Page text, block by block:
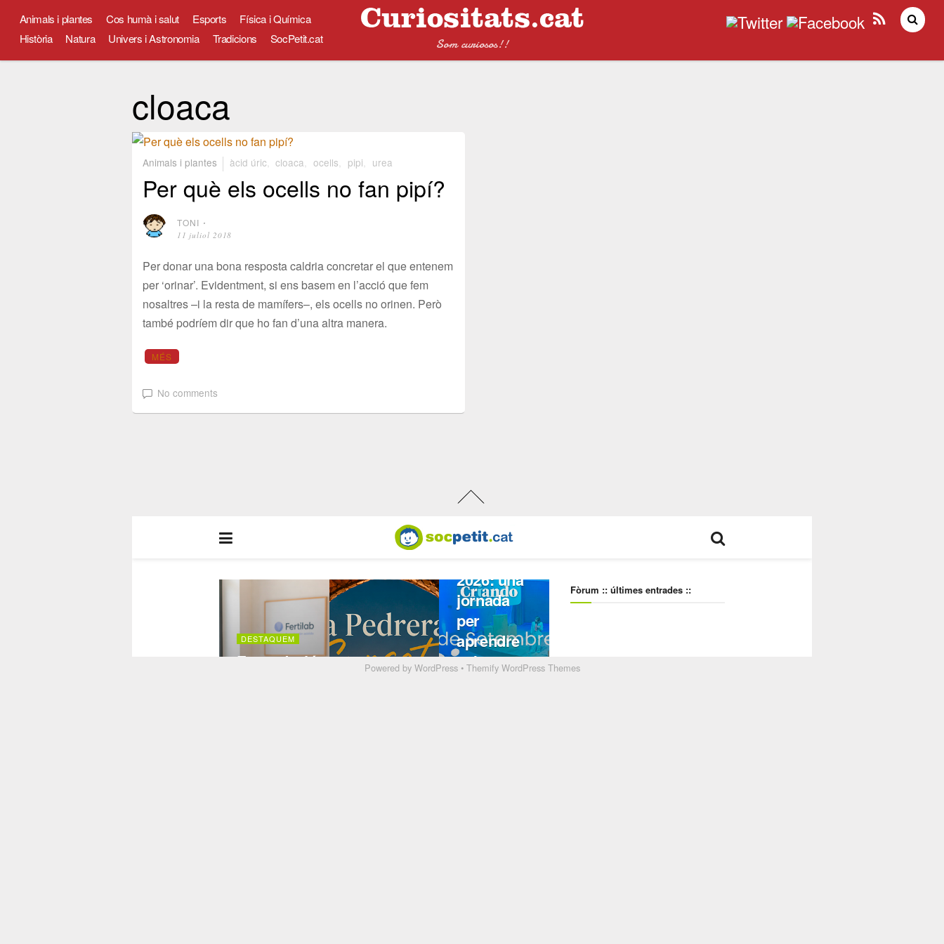
Som curiosos!!
Animals i plantes Cos humà i salut Esports
Física i Química
Història
Natura Univers i Astronomia Tradicions SocPetit.cat
cloaca
Animals i plantes àcid úric, cloaca, ocells, pipi, urea
Per què els ocells no fan pipí?
TONI ⋅
11 juliol 2018
Per donar una bona resposta caldria concretar el que entenem
per ‘orinar’. Evidentment, si ens basem en l’acció que fem
nosaltres –i la resta de mamífers–, els ocells no orinen. Però
també podríem dir que ho fan d’una altra manera.
MÉS
No comments
Powered by WordPress• Themify WordPress Themes